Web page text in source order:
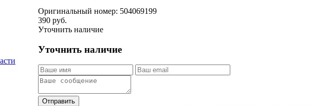
Оригинальный номер: 504069199
390 руб.
Уточнить наличие
Уточнить наличие
Отправить